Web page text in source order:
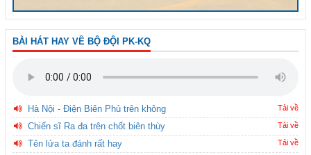
BÀI HÁT HAY VỀ BỘ ĐỘI PK-KQ
Hà Nội - Điện Biên Phủ trên không Tải về
Chiến sĩ Ra đa trên chốt biên thùy Tải về
Tên lửa ta đánh rất hay Tải về